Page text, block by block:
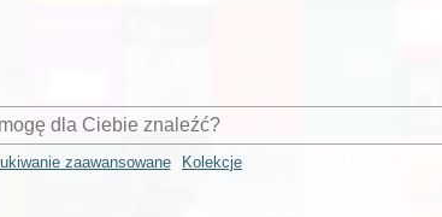
zaawansowane Kolekcje